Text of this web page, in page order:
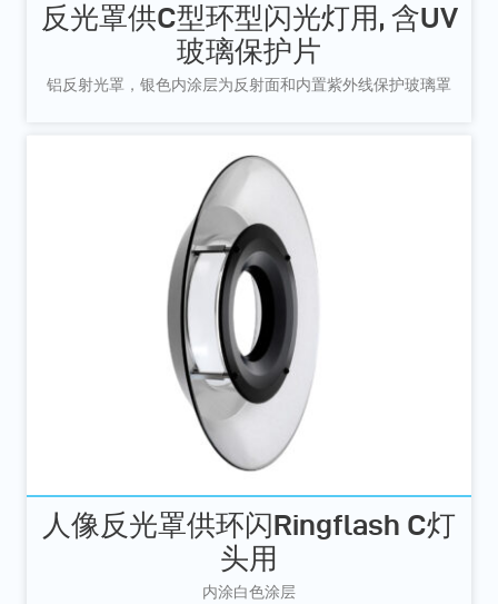
反光罩供C型环型闪光灯用, 含UV
玻璃保护片
铝反射光罩，银色内涂层为反射面和内置紫外线保护玻璃罩
人像反光罩供环闪Ringflash C灯
头用
内涂白色涂层